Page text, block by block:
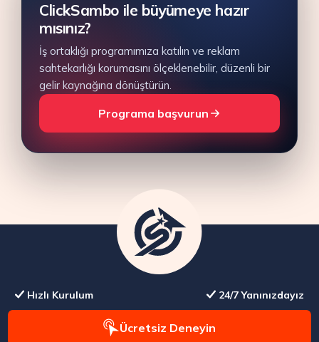
ClickSambo ile büyümeye hazır
mısınız?
İş ortaklığı programımıza katılın ve reklam
sahtekarlığı korumasını ölçeklenebilir, düzenli bir
gelir kaynağına dönüştürün.
Programa başvurun
Hızlı Kurulum 24/7 Yanınızdayız
Ücretsiz Deneyin